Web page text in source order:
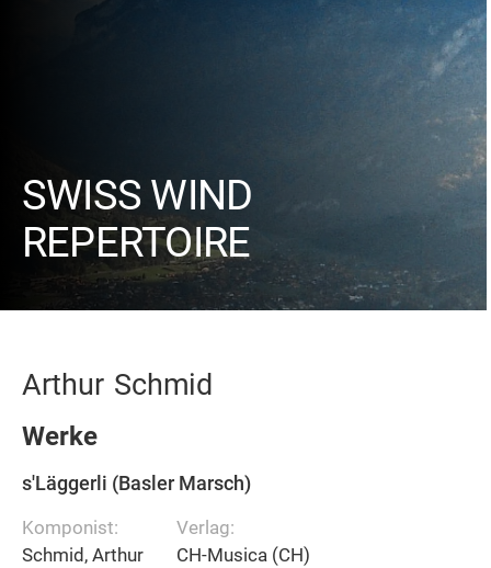
SWISS WIND
REPERTOIRE
Arthur Schmid
Werke
s'Läggerli (Basler Marsch)
Komponist:
Schmid, Arthur
Verlag:
CH-Musica (CH)